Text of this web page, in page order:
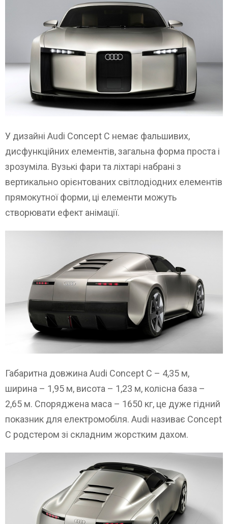
У дизайні Audi Concept C немає фальшивих,
дисфункційних елементів, загальна форма проста і
зрозуміла. Вузькі фари та ліхтарі набрані з
вертикально орієнтованих світлодіодних елементів
прямокутної форми, ці елементи можуть
створювати ефект анімації.
Габаритна довжина Audi Concept C – 4,35 м,
ширина – 1,95 м, висота – 1,23 м, колісна база –
2,65 м. Споряджена маса – 1650 кг, це дуже гідний
показник для електромобіля. Audi називає Concept
C родстером зі складним жорстким дахом.